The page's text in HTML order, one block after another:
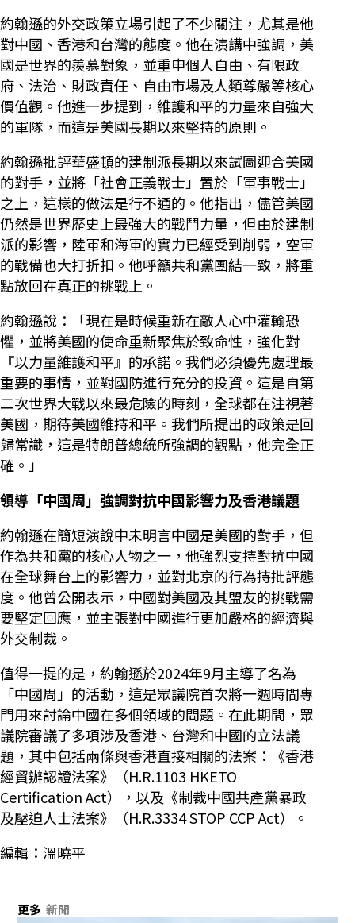
約翰遜的外交政策立場引起了不少關注，尤其是他
對中國、香港和台灣的態度。他在演講中強調，美
國是世界的羨慕對象，並重申個人自由、有限政
府、法治、財政責任、自由市場及人類尊嚴等核心
價值觀。他進一步提到，維護和平的力量來自強大
的軍隊，而這是美國長期以來堅持的原則。
約翰遜批評華盛頓的建制派長期以來試圖迎合美國
的對手，並將「社會正義戰士」置於「軍事戰士」
之上，這樣的做法是行不通的。他指出，儘管美國
仍然是世界歷史上最強大的戰鬥力量，但由於建制
派的影響，陸軍和海軍的實力已經受到削弱，空軍
的戰備也大打折扣。他呼籲共和黨團結一致，將重
點放回在真正的挑戰上。
約翰遜說：「現在是時候重新在敵人心中灌輸恐
懼，並將美國的使命重新聚焦於致命性，強化對
『以力量維護和平』的承諾。我們必須優先處理最
重要的事情，並對國防進行充分的投資。這是自第
二次世界大戰以來最危險的時刻，全球都在注視著
美國，期待美國維持和平。我們所提出的政策是回
歸常識，這是特朗普總統所強調的觀點，他完全正
確。」
領導「中國周」強調對抗中國影響力及香港議題
約翰遜在簡短演說中未明言中國是美國的對手，但
作為共和黨的核心人物之一，他強烈支持對抗中國
在全球舞台上的影響力，並對北京的行為持批評態
度。他曾公開表示，中國對美國及其盟友的挑戰需
要堅定回應，並主張對中國進行更加嚴格的經濟與
外交制裁。
值得一提的是，約翰遜於2024年9月主導了名為
「中國周」的活動，這是眾議院首次將一週時間專
門用來討論中國在多個領域的問題。在此期間，眾
議院審議了多項涉及香港、台灣和中國的立法議
題，其中包括兩條與香港直接相關的法案：《香港
經貿辦認證法案》（H.R.1103 HKETO
Certification Act），以及《制裁中國共產黨暴政
及壓迫人士法案》（H.R.3334 STOP CCP Act）。
編輯：溫曉平
更多 新聞